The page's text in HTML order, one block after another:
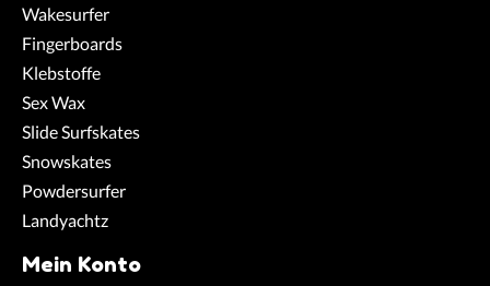
Wakesurfer
Fingerboards
Klebstoffe
Sex Wax
Slide Surfskates
Snowskates
Powdersurfer
Landyachtz
Mein Konto